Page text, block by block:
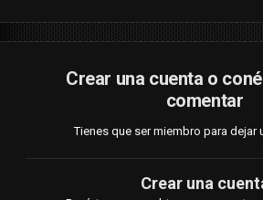
Crear una cuenta o
comentar
Tienes que ser miembro para dejar
Crear una